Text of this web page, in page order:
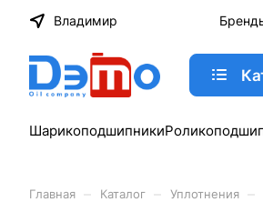
Владимир
Шарикоподшипники
Главная Каталог Уплотнения